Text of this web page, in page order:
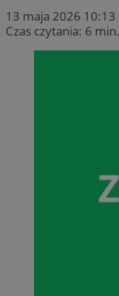
13 maja 2026 10:13
Czas czytania: 6 min.